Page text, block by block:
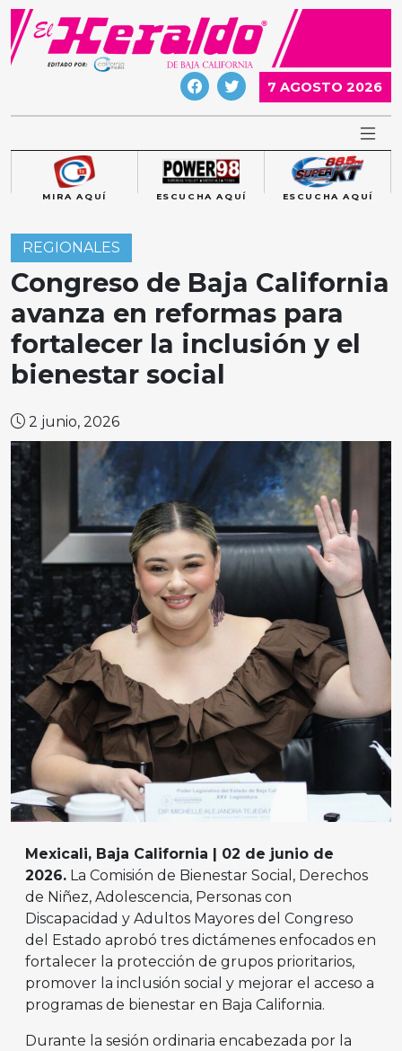
Skip
content
7 AGOSTO 2026
MIRA AQUÍ ESCUCHA AQUÍ ESCUCHA AQUÍ
REGIONALES
Congreso de Baja California
avanza en reformas para
fortalecer la inclusión y el
bienestar social
2 junio, 2026
Mexicali, Baja California | 02 de junio de
2026. La Comisión de Bienestar Social, Derechos
de Niñez, Adolescencia, Personas con
Discapacidad y Adultos Mayores del Congreso
del Estado aprobó tres dictámenes enfocados en
fortalecer la protección de grupos prioritarios,
promover la inclusión social y mejorar el acceso a
programas de bienestar en Baja California.
Durante la sesión ordinaria encabezada por la